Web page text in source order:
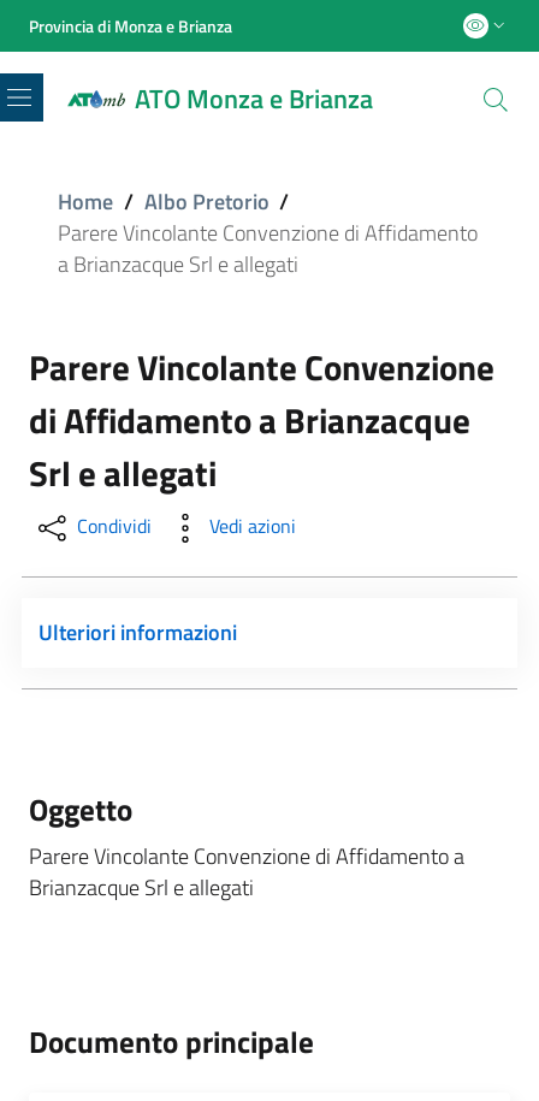
Provincia di Monza e Brianza
ATO Monza e Brianza
Menu
Home / Albo Pretorio /
Parere Vincolante Convenzione di Affidamento
a Brianzacque Srl e allegati
Parere Vincolante Convenzione
di Affidamento a Brianzacque
Srl e allegati
Condividi Vedi azioni
Ulteriori informazioni
Oggetto
Parere Vincolante Convenzione di Affidamento a
Brianzacque Srl e allegati
Documento principale